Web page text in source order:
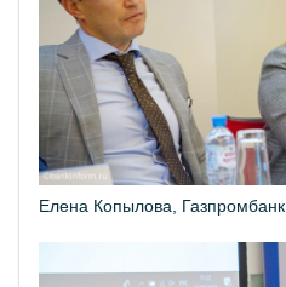
Елена Копылова, Газпромбанк